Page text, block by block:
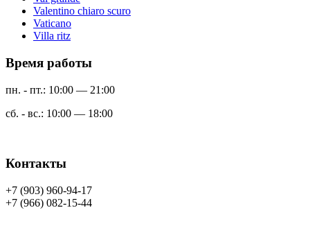
Valentino chiaro scuro
Vaticano
Villa ritz
Время работы
пн. - пт.: 10:00 — 21:00
сб. - вс.: 10:00 — 18:00
Контакты
+7 (903) 960-94-17
+7 (966) 082-15-44